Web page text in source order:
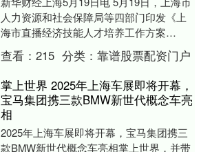
人力资源和社会保障局等四部门印发《上
海市直播经济技能人才培养工作方案
（2025-2027年）》（以下简称《方
案》）。....
查看：215 分类：靠谱股票配资门户
掌上世界 2025年上海车展即将开幕，
宝马集团携三款BMW新世代概念车亮
相
2025年上海车展即将开幕，宝马集团携三
款BMW新世代概念车亮相掌上世界，并带